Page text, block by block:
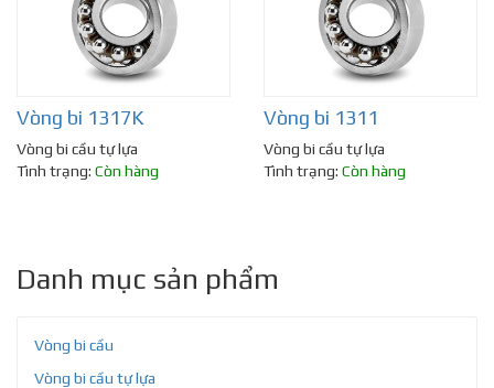
Vòng bi 1317K
Vòng bi cầu tự lựa
Tình trạng: Còn hàng
Vòng bi 1311
Vòng bi cầu tự lựa
Tình trạng: Còn hàng
Danh mục sản phẩm
Vòng bi cầu
Vòng bi cầu tự lựa